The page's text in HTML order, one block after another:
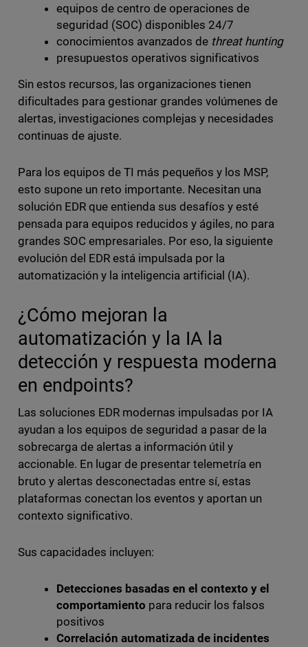
equipos de centro de operaciones de
seguridad (SOC) disponibles 24/7
conocimientos avanzados de threat hunting
presupuestos operativos significativos
Sin estos recursos, las organizaciones tienen
dificultades para gestionar grandes volúmenes de
alertas, investigaciones complejas y necesidades
continuas de ajuste.
Para los equipos de TI más pequeños y los MSP,
esto supone un reto importante. Necesitan una
solución EDR que entienda sus desafíos y esté
pensada para equipos reducidos y ágiles, no para
grandes SOC empresariales. Por eso, la siguiente
evolución del EDR está impulsada por la
automatización y la inteligencia artificial (IA).
¿Cómo mejoran la
automatización y la IA la
detección y respuesta moderna
en endpoints?
Las soluciones EDR modernas impulsadas por IA
ayudan a los equipos de seguridad a pasar de la
sobrecarga de alertas a información útil y
accionable. En lugar de presentar telemetría en
bruto y alertas desconectadas entre sí, estas
plataformas conectan los eventos y aportan un
contexto significativo.
Sus capacidades incluyen:
Detecciones basadas en el contexto y el
comportamiento para reducir los falsos
positivos
Correlación automatizada de incidentes